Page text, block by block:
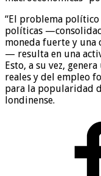
“El problema
políticas
moneda fuerte y una
— resulta en una
Esto, a su vez,
reales y del empleo
para la popularidad
londinense.